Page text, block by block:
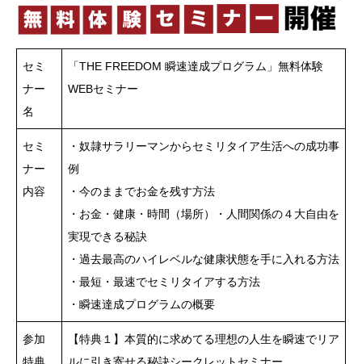
セミ
ナー
名
「THE FREEDOM 瞬速達成プログラム」無料体験
WEBセミナー
セミ
ナー
内容
・奴隷サラリーマンからセミリタイア生活への成功事
例
・今のままでお金を残す方法
・お金・健康・時間（場所）・人間関係の４大自由を
実現できる秘訣
・過去最高のハイレベルな健康状態を手に入れる方法
・最短・最速でセミリタイアする方法
・瞬速達成プログラムの概要
参加
特典
【特典１】本質的に求めてる理想の人生を瞬速でリア
ルに引き寄せる秘訣シークレットセミナー